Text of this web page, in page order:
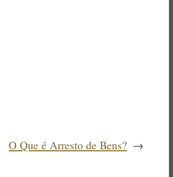
O Que é Arresto de Bens? →